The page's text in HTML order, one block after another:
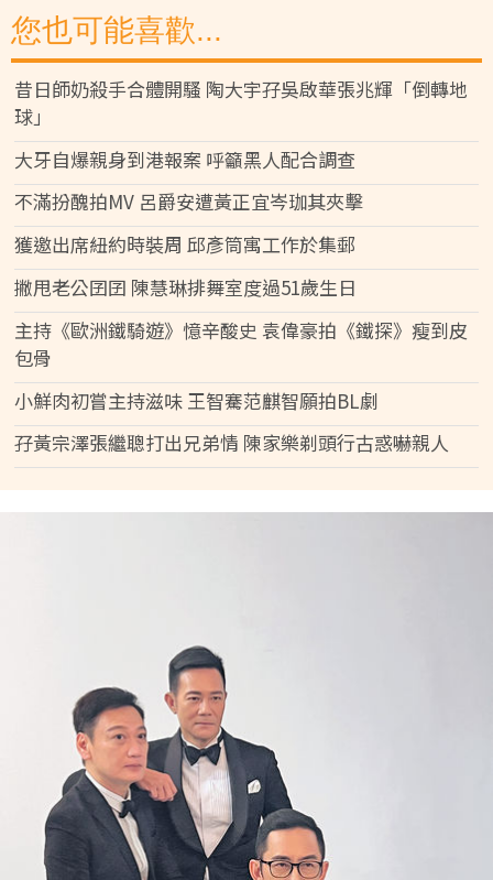
您也可能喜歡...
昔日師奶殺手合體開騷 陶大宇孖吳啟華張兆輝「倒轉地
球」
大牙自爆親身到港報案 呼籲黑人配合調查
不滿扮醜拍MV 呂爵安遭黃正宜岑珈其夾擊
獲邀出席紐約時裝周 邱彥筒寓工作於集郵
撇甩老公囝囝 陳慧琳排舞室度過51歲生日
主持《歐洲鐵騎遊》憶辛酸史 袁偉豪拍《鐵探》瘦到皮
包骨
小鮮肉初嘗主持滋味 王智騫范麒智願拍BL劇
孖黃宗澤張繼聰打出兄弟情 陳家樂剃頭行古惑嚇親人